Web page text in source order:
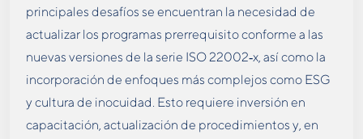
principales desafíos se encuentran la necesidad de
actualizar los programas prerrequisito conforme a las
nuevas versiones de la serie ISO 22002‑x, así como la
incorporación de enfoques más complejos como ESG
y cultura de inocuidad. Esto requiere inversión en
capacitación, actualización de procedimientos y, en